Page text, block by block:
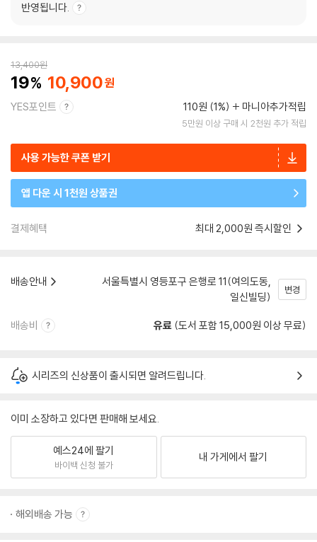
반영됩니다.
13,400원
19 10,900
YES포인트 110원 (1%) 마니아추가적립
5만원 이상 구매 시 2천원 추가 적립
사용 가능한 쿠폰 받기
앱 다운 시 1천원 상품권
결제혜택 최대 2,000원 즉시할인
배송안내
서울특별시 영등포구 은행로 11(여의도동,
일신빌딩)
변경
배송비 유료 (도서 포함 15,000원 이상 무료)
시리즈의 신상품이 출시되면 알려드립니다.
이미 소장하고 있다면 판매해 보세요.
예스24에 팔기
바이백 신청 불가
내 가게에서 팔기
해외배송 가능